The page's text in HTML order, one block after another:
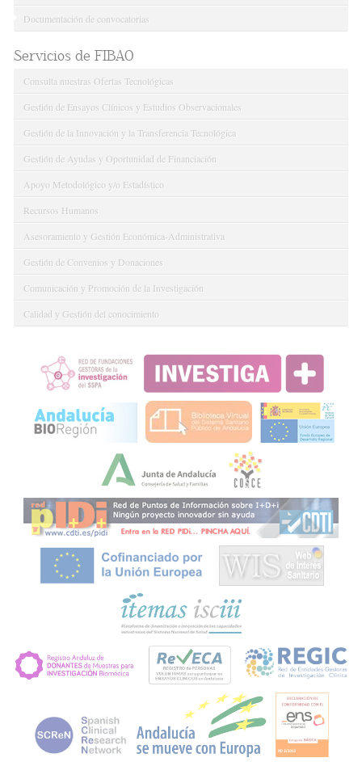
Documentación de convocatorias
Servicios de FIBAO
Consulta nuestras Ofertas Tecnológicas
Gestión de Ensayos Clínicos y Estudios Observacionales
Gestión de la Innovación y la Transferencia Tecnológica
Gestión de Ayudas y Oportunidad de Financiación
Apoyo Metodológico y/o Estadístico
Recursos Humanos
Asesoramiento y Gestión Económica-Administrativa
Gestión de Convenios y Donaciones
Comunicación y Promoción de la Investigación
Calidad y Gestión del conocimiento